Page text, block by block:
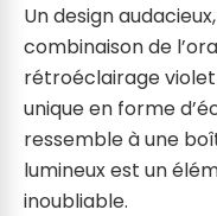
Un design
combinaison de
rétroéclairage
unique en forme
ressemble à une
lumineux est un
inoubliable.